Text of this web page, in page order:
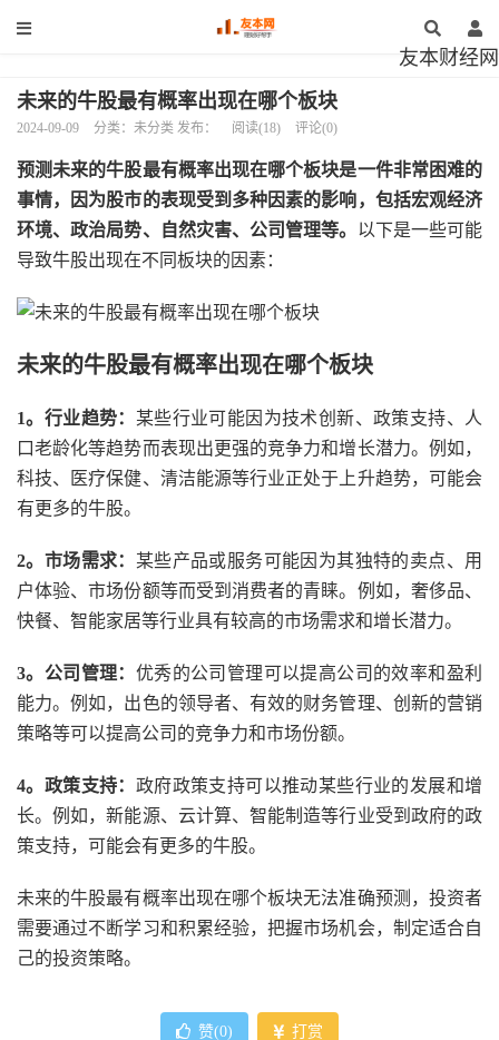
友本财经网
未来的牛股最有概率出现在哪个板块
2024-09-09 分类：未分类 发布： 阅读(18) 评论(0)
预测未来的牛股最有概率出现在哪个板块是一件非常困难的
事情，因为股市的表现受到多种因素的影响，包括宏观经济
环境、政治局势、自然灾害、公司管理等。 以下是一些可能
导致牛股出现在不同板块的因素：
未来的牛股最有概率出现在哪个板块
1。行业趋势： 某些行业可能因为技术创新、政策支持、人
口老龄化等趋势而表现出更强的竞争力和增长潜力。例如，
科技、医疗保健、清洁能源等行业正处于上升趋势，可能会
有更多的牛股。
2。市场需求： 某些产品或服务可能因为其独特的卖点、用
户体验、市场份额等而受到消费者的青睐。例如，奢侈品、
快餐、智能家居等行业具有较高的市场需求和增长潜力。
3。公司管理： 优秀的公司管理可以提高公司的效率和盈利
能力。例如，出色的领导者、有效的财务管理、创新的营销
策略等可以提高公司的竞争力和市场份额。
4。政策支持： 政府政策支持可以推动某些行业的发展和增
长。例如，新能源、云计算、智能制造等行业受到政府的政
策支持，可能会有更多的牛股。
未来的牛股最有概率出现在哪个板块无法准确预测，投资者
需要通过不断学习和积累经验，把握市场机会，制定适合自
己的投资策略。
赞(0) 打赏